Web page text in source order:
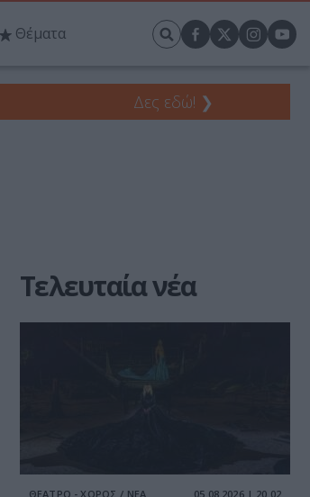
Θέματα
Δες εδώ! ❯
Τελευταία νέα
ΘΕΑΤΡΟ - ΧΟΡΟΣ / ΝΕΑ 05.08.2026 | 20.02